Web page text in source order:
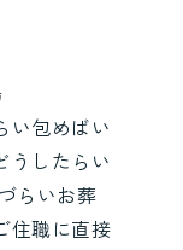
い包めばい
うしたらい
らいお葬
住職に直接